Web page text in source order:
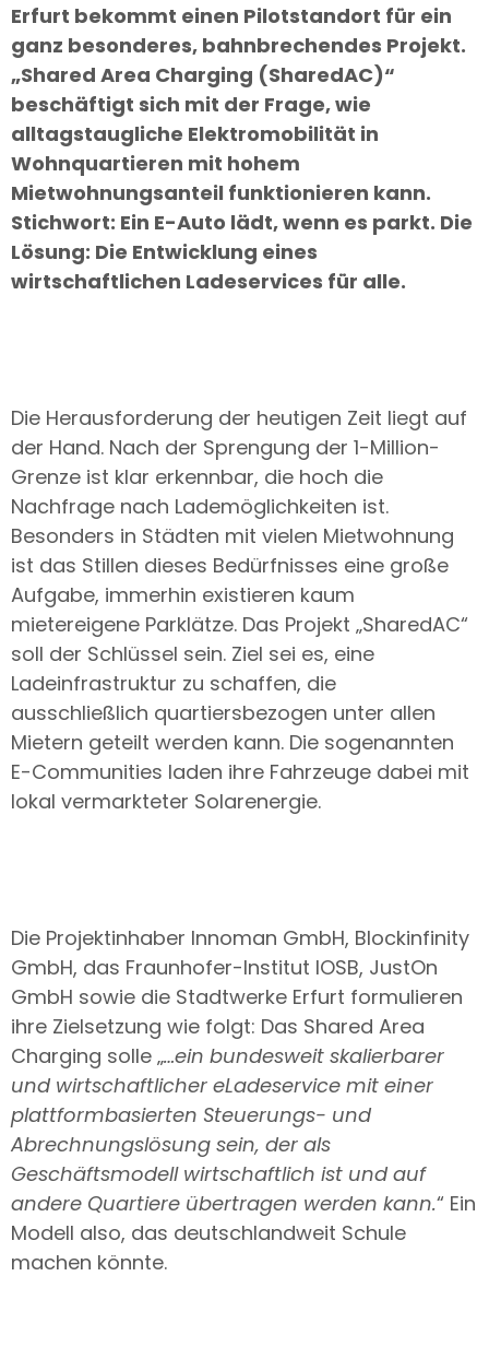
Erfurt bekommt einen Pilotstandort für ein
ganz besonderes, bahnbrechendes Projekt.
„Shared Area Charging (SharedAC)“
beschäftigt sich mit der Frage, wie
alltagstaugliche Elektromobilität in
Wohnquartieren mit hohem
Mietwohnungsanteil funktionieren kann.
Stichwort: Ein E-Auto lädt, wenn es parkt. Die
Lösung: Die Entwicklung eines
wirtschaftlichen Ladeservices für alle.
Die Herausforderung der heutigen Zeit liegt auf
der Hand. Nach der Sprengung der 1-Million-
Grenze ist klar erkennbar, die hoch die
Nachfrage nach Lademöglichkeiten ist.
Besonders in Städten mit vielen Mietwohnung
ist das Stillen dieses Bedürfnisses eine große
Aufgabe, immerhin existieren kaum
mietereigene Parklätze. Das Projekt „SharedAC“
soll der Schlüssel sein. Ziel sei es, eine
Ladeinfrastruktur zu schaffen, die
ausschließlich quartiersbezogen unter allen
Mietern geteilt werden kann. Die sogenannten
E-Communities laden ihre Fahrzeuge dabei mit
lokal vermarkteter Solarenergie.
Die Projektinhaber Innoman GmbH, Blockinfinity
GmbH, das Fraunhofer-Institut IOSB, JustOn
GmbH sowie die Stadtwerke Erfurt formulieren
ihre Zielsetzung wie folgt: Das Shared Area
Charging solle „…ein bundesweit skalierbarer
und wirtschaftlicher eLadeservice mit einer
plattformbasierten Steuerungs- und
Abrechnungslösung sein, der als
Geschäftsmodell wirtschaftlich ist und auf
andere Quartiere übertragen werden kann.“ Ein
Modell also, das deutschlandweit Schule
machen könnte.